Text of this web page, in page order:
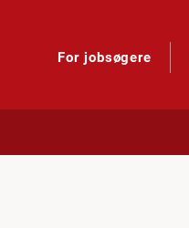
For jobsøgere